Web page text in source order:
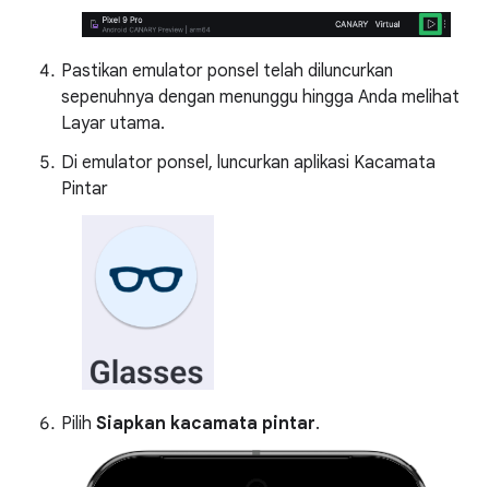
Pastikan emulator ponsel telah diluncurkan
sepenuhnya dengan menunggu hingga Anda melihat
Layar utama.
Di emulator ponsel, luncurkan aplikasi Kacamata
Pintar
Pilih Siapkan kacamata pintar.